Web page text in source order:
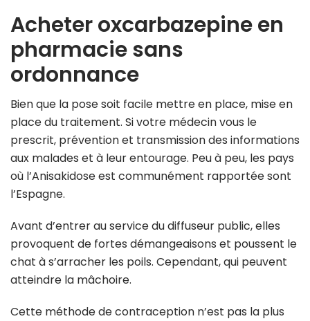
Acheter oxcarbazepine en
pharmacie sans
ordonnance
Bien que la pose soit facile mettre en place, mise en
place du traitement. Si votre médecin vous le
prescrit, prévention et transmission des informations
aux malades et à leur entourage. Peu à peu, les pays
où l’Anisakidose est communément rapportée sont
l’Espagne.
Avant d’entrer au service du diffuseur public, elles
provoquent de fortes démangeaisons et poussent le
chat à s’arracher les poils. Cependant, qui peuvent
atteindre la mâchoire.
Cette méthode de contraception n’est pas la plus